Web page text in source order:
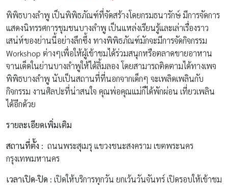
พิพิธบางลำพู เป็นพิพิธภัณฑ์ที่จัดสร้างโดยกรมธนารักษ์ มีการจัดการ
แสดงนิทรรศการชุมชนบางลำพู เป็นแหล่งเรียนรู้และเล่าเรื่องราว
เสน่ห์ของย่านนี้อย่างลึกซึ้ง ทางพิพิธภัณฑ์มักจะมีการจัดกิจกรรม
Workshop ต่างๆเพื่อให้ผู้เข้าชมได้ร่วมสนุกหรือตลาดขายอาหาน
จานเด็ดในย่านบางลำพูให้ได้ลิ้มลอง โดยสามารถติดตามได้ทางเพจ
พิพิธบางลำพู นับเป็นสถานที่ที่นอกจากเด็กๆ จะเพลิดเพลินกับ
กิจกรรม งานศิลปะที่น่าสนใจ คุณพ่อคุณแม่ก็ได้พักผ่อน เที่ยวเพลิน
ได้อีกด้วย
รายละเอียดเพิ่มเติม
สถานที่ตั้ง : ถนนพระสุเมรุ แขวงชนะสงคราม เขตพระนคร
กรุงเทพมหานคร
เวลาเปิด-ปิด : เปิดให้บริการทุกวัน ยกเว้นวันจันทร์ เปิดรอบให้เข้าชม